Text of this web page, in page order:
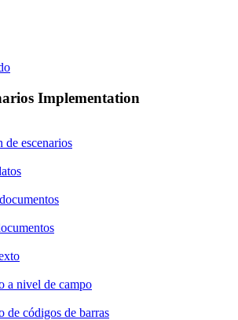
Implementation
de escenarios
a nivel de campo
de códigos de barras